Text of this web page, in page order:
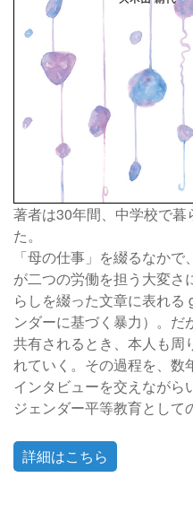
著者は30年間、中学校で暮
た。
「母の仕事」を綴るなか
が二つの労働を担う大変さ
らしを綴った文章に表れる
ンダーに基づく暴力）。
共有されるとき、本人も周
れていく。その過程を、数
インタビューを交えながら
ジェンダー平等教育として
詳細はこちら